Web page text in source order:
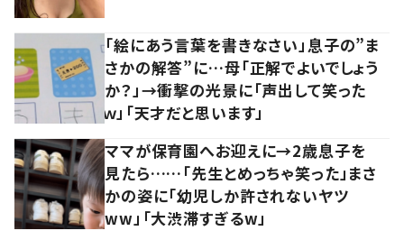
「絵にあう言葉を書きなさい」息子の”ま
さかの解答”に…母「正解でよいでしょう
か？」→衝撃の光景に「声出して笑った
ｗ」「天才だと思います」
ママが保育園へお迎えに→2歳息子を
見たら……「先生とめっちゃ笑った」まさ
かの姿に「幼児しか許されないヤツ
ww」「大渋滞すぎるw」